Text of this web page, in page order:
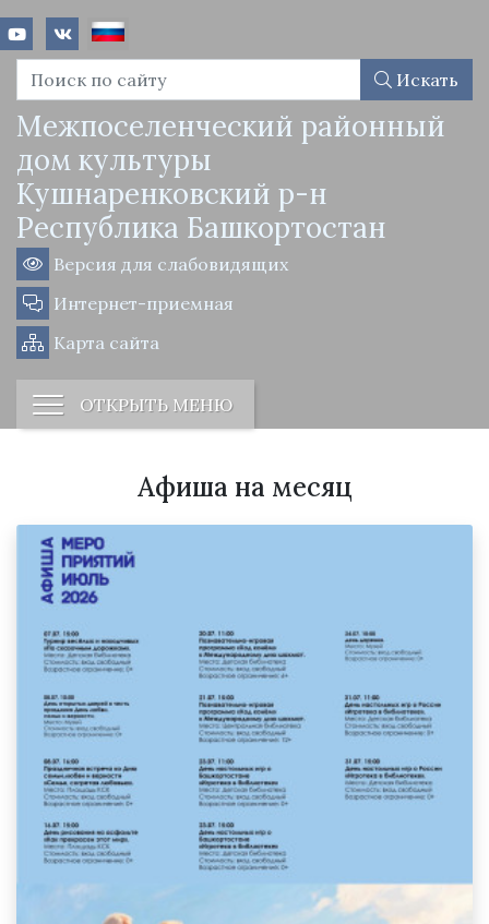
Искать
Межпоселенческий районный
дом культуры
Кушнаренковский р-н
Республика Башкортостан
Версия для слабовидящих
Интернет-приемная
Карта сайта
ОТКРЫТЬ МЕНЮ
Афиша на месяц